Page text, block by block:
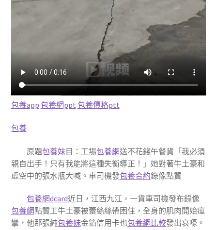
包養app 包養網ppt 包養價格ptt
包養
原題包養妹目：工場包養網送不花錢午餐貨「我必須
親自出手！只有我能將這種失衡導正！」她對著牛土豪和
虛空中的張水瓶大喊。車司機發包養合約錄像點贊
包養網dcard近日，江西九江，一貨車司機發布錄像
包養網點贊工牛土豪被蕾絲絲帶困住，全身的肌肉開始痙
攣，他那張純包養妹金箔信用卡也包養網比較發出哀嚎。